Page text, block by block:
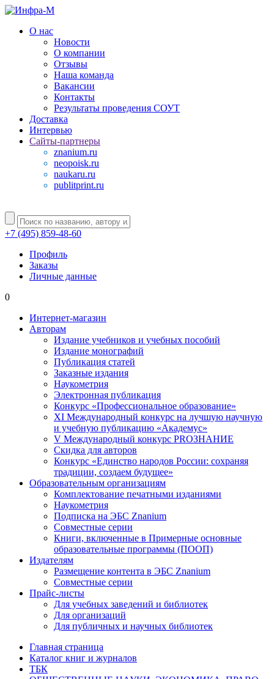
О нас
Новости
О компании
Отзывы
Наша команда
Вакансии
Контакты
Результаты проведения СОУТ
Доставка
Интервью
Сайты-партнеры
znanium.ru
neopoisk.ru
naukaru.ru
publitprint.ru
+7 (495) 859-48-60
Профиль
Заказы
Личные данные
0
Интернет-магазин
Авторам
Издание учебников и учебных пособий
Издание монографий
Публикация статей
Заказные издания
Наукометрия
Электронная публикация
Конкурс «Профессиональное образование»
XI Международный конкурс на лучшую научную
и учебную публикацию «Академус»
V Международный конкурс PROЗНАНИЕ
Скидка для авторов
Конкурс «Единство народов России: сохраняя
традиции, создаем будущее»
Образовательным организациям
Комплектование печатными изданиями
Наукометрия
Подписка на ЭБС Znanium
Совместные серии
Книги, включенные в Примерные основные
образовательные программы (ПООП)
Издателям
Размещение контента в ЭБС Znanium
Совместные серии
Прайс-листы
Для учебных заведений и библиотек
Для организаций
Для публичных и научных библиотек
Главная страница
Каталог книг и журналов
ТБК